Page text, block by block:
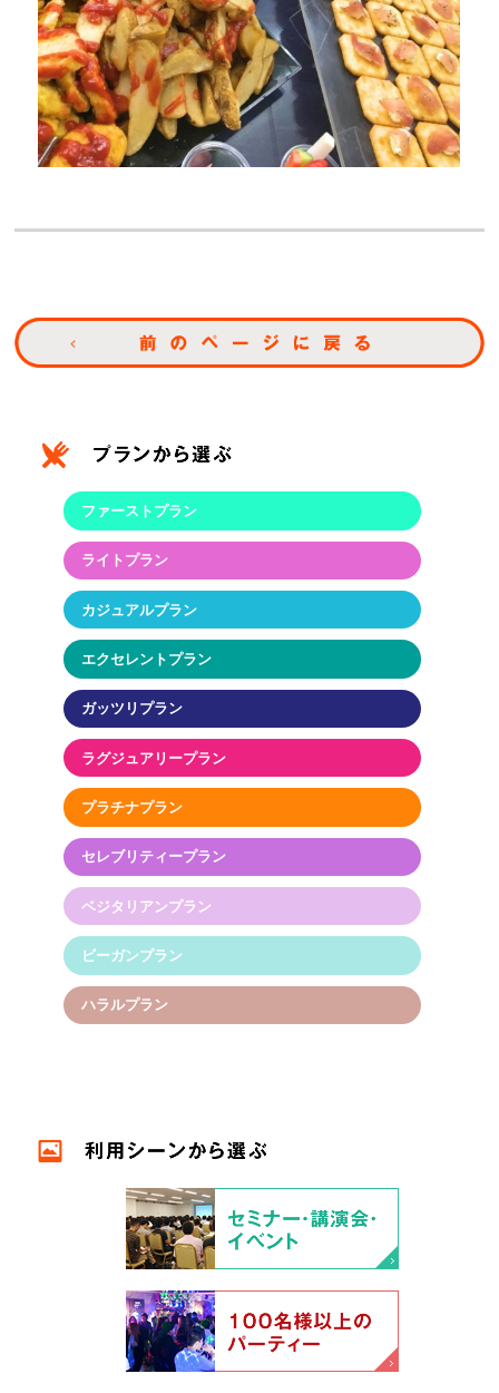
ファーストプラン
ライトプラン
カジュアルプラン
エクセレントプラン
ガッツリプラン
ラグジュアリープラン
プラチナプラン
セレブリティープラン
ベジタリアンプラン
ビーガンプラン
ハラルプラン